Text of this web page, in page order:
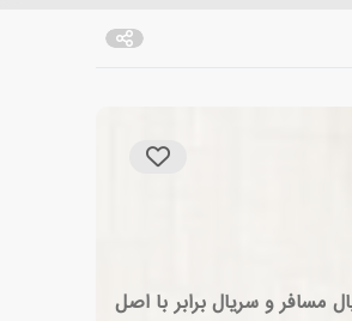
سریال مسافر و سریال برابر با اصل